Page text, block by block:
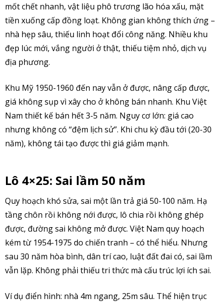
mốt chết nhanh, vật liệu phô trương lão hóa xấu, mặt
tiền xuống cấp đồng loạt. Không gian không thích ứng –
nhà hẹp sâu, thiếu linh hoạt đổi công năng. Nhiều khu
đẹp lúc mới, vắng người ở thật, thiếu tiệm nhỏ, dịch vụ
địa phương.
Khu Mỹ 1950-1960 đến nay vẫn ở được, nâng cấp được,
giá không sụp vì xây cho ở không bán nhanh. Khu Việt
Nam thiết kế bán hết 3-5 năm. Nguy cơ lớn: giá cao
nhưng không có “đệm lịch sử”. Khi chu kỳ đầu tới (20-30
năm), không tái tạo được thì giá giảm mạnh.
Lô 4×25: Sai lầm 50 năm
Quy hoạch khó sửa, sai một lần trả giá 50-100 năm. Hạ
tầng chôn rồi không nới được, lô chia rồi không ghép
được, đường sai không mở được. Việt Nam quy hoạch
kém từ 1954-1975 do chiến tranh – có thể hiểu. Nhưng
sau 30 năm hòa bình, dân trí cao, luật đất đai có, sai lầm
vẫn lặp. Không phải thiếu tri thức mà cấu trúc lợi ích sai.
Ví dụ điển hình: nhà 4m ngang, 25m sâu. Thể hiện trục